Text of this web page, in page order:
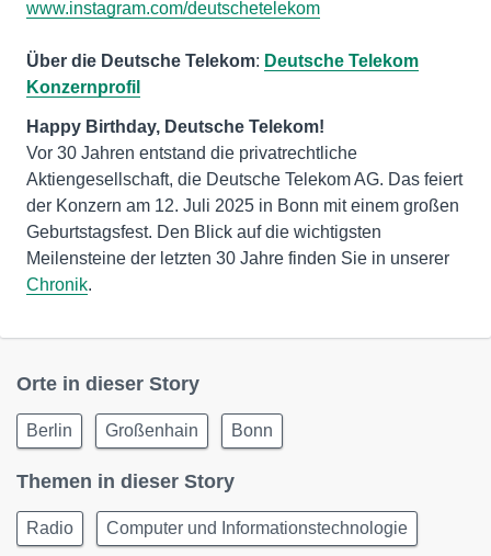
www.instagram.com/deutschetelekom
Über die Deutsche Telekom: Deutsche Telekom
Konzernprofil
Vor 30 Jahren entstand die privatrechtliche
Aktiengesellschaft, die Deutsche Telekom AG. Das feiert
der Konzern am 12. Juli 2025 in Bonn mit einem großen
Geburtstagsfest. Den Blick auf die wichtigsten
Meilensteine der letzten 30 Jahre finden Sie in unserer
Chronik.
Orte in dieser Story
Berlin Großenhain Bonn
Themen in dieser Story
Radio Computer und Informationstechnologie